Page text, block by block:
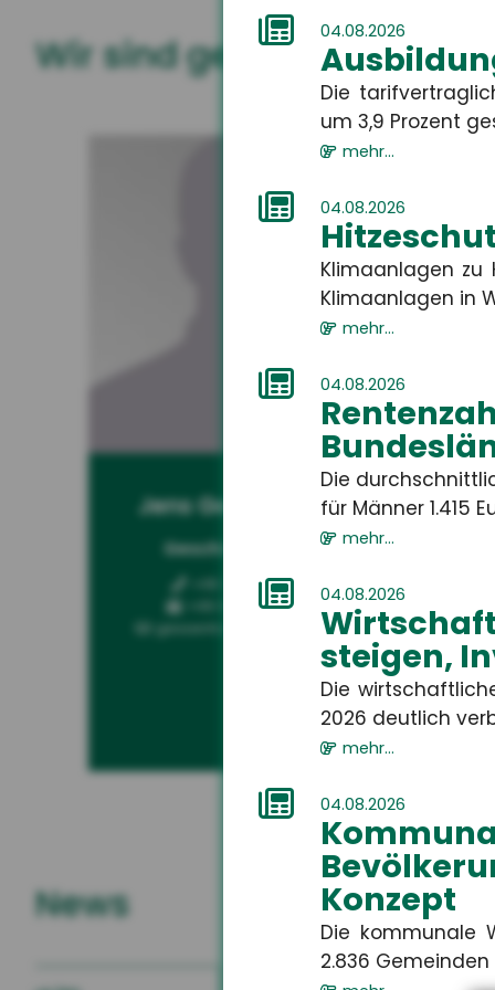
04.08.2026
Die
um 3,9 Prozent
mehr...
04.08.2026
Klimaanlagen zu
Klimaanlagen in
mehr...
04.08.2026
Die
für Männer 1.415
mehr...
04.08.2026
steigen,
Die
2026 deutlich
mehr...
04.08.2026
Konzept
Die kommunale
2.836
Wir sind gerne für Sie da
Jens Geßenhardt
Geschäftsführer
+49 3671 6743-0
+49 3671 6743-22
gessenhardt[at]hsh24.de
News